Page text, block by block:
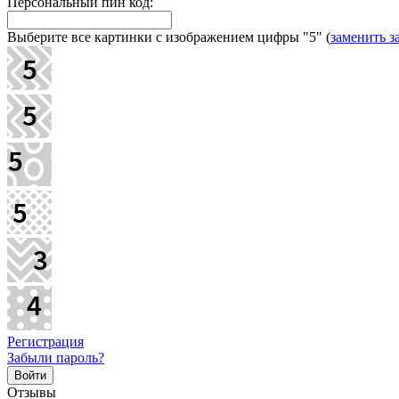
Выберите все картинки с изображением цифры "5" (заменить
Регистрация
Забыли пароль?
Отзывы